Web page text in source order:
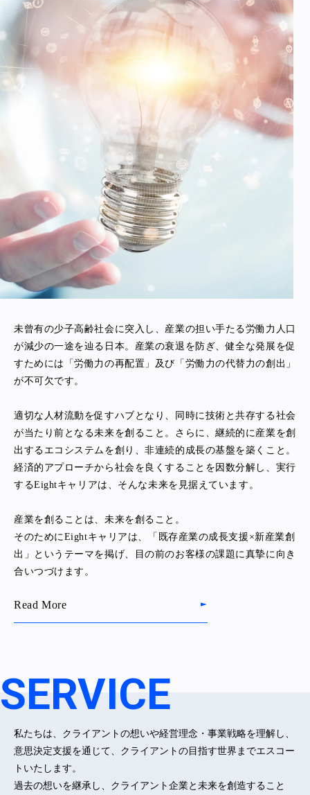
未曾有の少子高齢社会に突入し、産業の担い手たる労働力人口
が減少の一途を辿る日本。産業の衰退を防ぎ、健全な発展を促
すためには「労働力の再配置」及び「労働力の代替力の創出」
が不可欠です。
適切な人材流動を促すハブとなり、同時に技術と共存する社会
が当たり前となる未来を創ること。さらに、継続的に産業を創
出するエコシステムを創り、非連続的成長の基盤を築くこと。
経済的アプローチから社会を良くすることを因数分解し、実行
するEightキャリアは、そんな未来を見据えています。
産業を創ることは、未来を創ること。
そのためにEightキャリアは、「既存産業の成長支援×新産業創
出」というテーマを掲げ、目の前のお客様の課題に真摯に向き
合いつづけます。
Read More
SERVICE
私たちは、クライアントの想いや経営理念・事業戦略を理解し、
意思決定支援を通じて、クライアントの目指す世界までエスコー
トいたします。
過去の想いを継承し、クライアント企業と未来を創造すること